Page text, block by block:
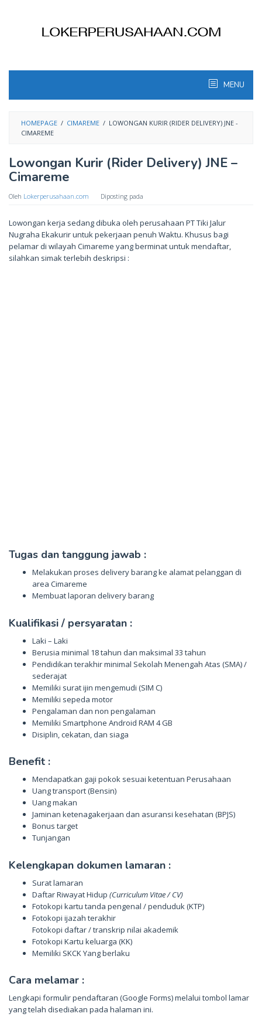
MENU
HOMEPAGE / CIMAREME / LOWONGAN KURIR (RIDER DELIVERY) JNE -
CIMAREME
Lowongan Kurir (Rider Delivery) JNE –
Cimareme
Oleh Lokerperusahaan.com Diposting pada
Lowongan kerja sedang dibuka oleh perusahaan PT Tiki Jalur
Nugraha Ekakurir untuk pekerjaan penuh Waktu. Khusus bagi
pelamar di wilayah Cimareme yang berminat untuk mendaftar,
silahkan simak terlebih deskripsi :
Tugas dan tanggung jawab :
Melakukan proses delivery barang ke alamat pelanggan di
area Cimareme
Membuat laporan delivery barang
Kualifikasi / persyaratan :
Laki – Laki
Berusia minimal 18 tahun dan maksimal 33 tahun
Pendidikan terakhir minimal Sekolah Menengah Atas (SMA) /
sederajat
Memiliki surat ijin mengemudi (SIM C)
Memiliki sepeda motor
Pengalaman dan non pengalaman
Memiliki Smartphone Android RAM 4 GB
Disiplin, cekatan, dan siaga
Benefit :
Mendapatkan gaji pokok sesuai ketentuan Perusahaan
Uang transport (Bensin)
Uang makan
Jaminan ketenagakerjaan dan asuransi kesehatan (BPJS)
Bonus target
Tunjangan
Kelengkapan dokumen lamaran :
Surat lamaran
Daftar Riwayat Hidup (Curriculum Vitae / CV)
Fotokopi kartu tanda pengenal / penduduk (KTP)
Fotokopi ijazah terakhir
Fotokopi daftar / transkrip nilai akademik
Fotokopi Kartu keluarga (KK)
Memiliki SKCK Yang berlaku
Cara melamar :
Lengkapi formulir pendaftaran (Google Forms) melalui tombol lamar
yang telah disediakan pada halaman ini.